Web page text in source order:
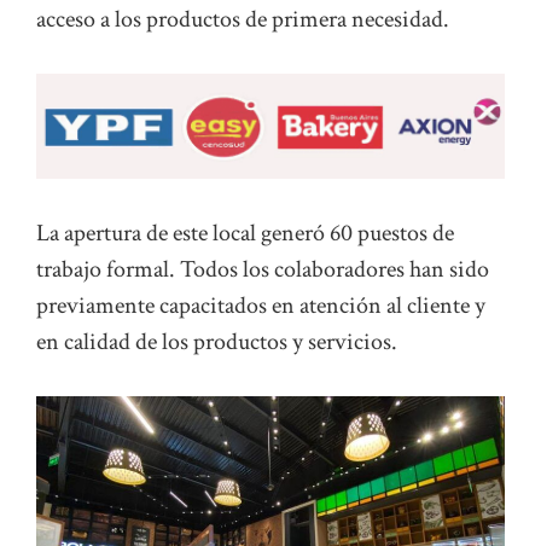
acceso a los productos de primera necesidad.
La apertura de este local generó 60 puestos de
trabajo formal. Todos los colaboradores han sido
previamente capacitados en atención al cliente y
en calidad de los productos y servicios.